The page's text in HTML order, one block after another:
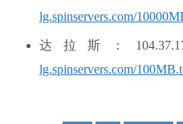
lg.spinservers.com/
达拉斯：
lg.spinservers.com/